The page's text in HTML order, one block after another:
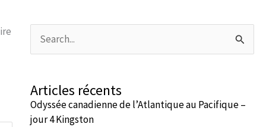
Rechercher :
Articles récents
Odyssée canadienne de l’Atlantique au Pacifique –
jour 4 Kingston